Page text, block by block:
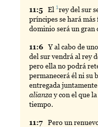
11:5 El 1reydel sur
príncipes se hará
dominio será un gran
11:6 Yal cabo de
del sur vendrá al rey
pero ella no podrá
permanecerá él ni su
entregada
alianzay con el que
tiempo.
11:7 Pero un